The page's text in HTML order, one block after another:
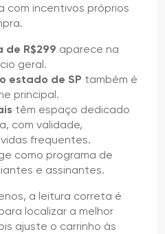
com incentivos próprios
de R$299 aparece na
geral.
estado de SP também é
principal.
têm espaço dedicado
com validade,
frequentes.
como programa de
e assinantes.
a leitura correta é
localizar a melhor
ajuste o carrinho às